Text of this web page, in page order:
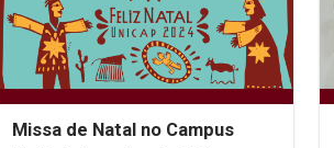
Missa de Natal no Campus